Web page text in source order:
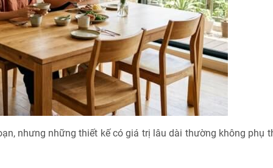
nhưng những thiết kế có giá trị lâu dài thường không phụ